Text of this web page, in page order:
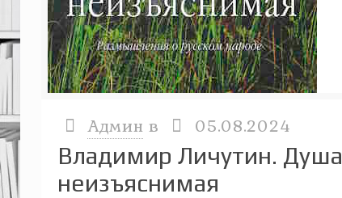
Админ в 05.08.2024
Владимир Личутин. Душа
неизъяснимая